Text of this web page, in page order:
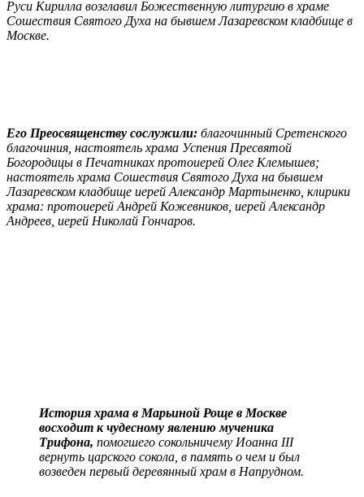
Руси Кирилла возглавил Божественную литургию в храме
Сошествия Святого Духа на бывшем Лазаревском кладбище в
Москве.
Его Преосвященству сослужили: благочинный Сретенского
благочиния, настоятель храма Успения Пресвятой
Богородицы в Печатниках протоиерей Олег Клемышев;
настоятель храма Сошествия Святого Духа на бывшем
Лазаревском кладбище иерей Александр Мартыненко, клирики
храма: протоиерей Андрей Кожевников, иерей Александр
Андреев, иерей Николай Гончаров.
История храма в Марьиной Роще в Москве
восходит к чудесному явлению мученика
Трифона, помогшего сокольничему Иоанна III
вернуть царского сокола, в память о чем и был
возведен первый деревянный храм в Напрудном.